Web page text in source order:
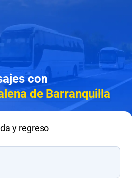
con
de Barranquilla
y regreso